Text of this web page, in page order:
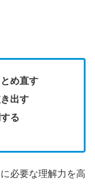
め直す
出す
る
必要な理解力を高